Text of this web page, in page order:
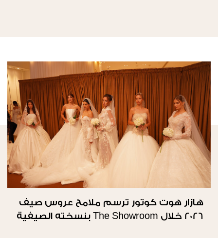
هازار هوت كوتور ترسم ملامح عروس صيف
2026 خلال The Showroom بنسخته الصيفية